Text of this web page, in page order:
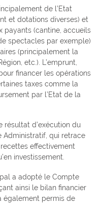
de l’Etat
et dotations diverses) et
payants (cantine, accueils
spectacles par exemple)
(principalement la
etc.). L’emprunt,
financer les opérations
taxes comme la
par l’Etat de la
résultat d’exécution du
Administratif, qui retrace
effectivement
investissement.
a adopté le Compte
ainsi le bilan financier
également permis de